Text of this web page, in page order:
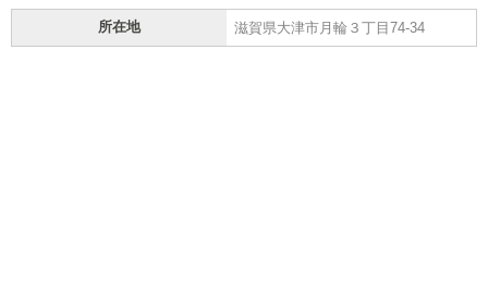
所在地 滋賀県大津市月輪３丁目74-34